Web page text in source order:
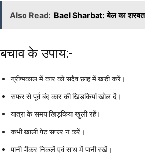
Also Read: Bael Sharbat: बेल का शरबत
बचाव के उपाय:-
ग्रीष्मकाल में कार को सदैव छांह में खड़ी करें।
सफर से पूर्व बंद कार की खिड़कियां खोल दें।
यात्रा के समय खिड़कियां खुली रहें।
कभी खाली पेट सफर न करें।
पानी पीकर निकलें एवं साथ में पानी रखें।